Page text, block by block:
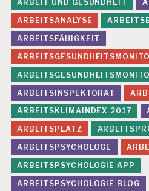
H
E
G
E
S
U
N
D
H
EI
T
S
T
U
D
IE
ARBEIT UND GESUNDHEIT
ARBEITSANALYSE
ARBEITSFÄHIGKEIT
ARBEITSINSPEKTORAT
ARBEITSKLIMAINDEX 2017
ARBEITSPLATZ
ARBEITSPSYCHOLOGE
ARBEITSPSYCHOLOGIE APP
ARBEITSPSYCHOLOGIE BLOG